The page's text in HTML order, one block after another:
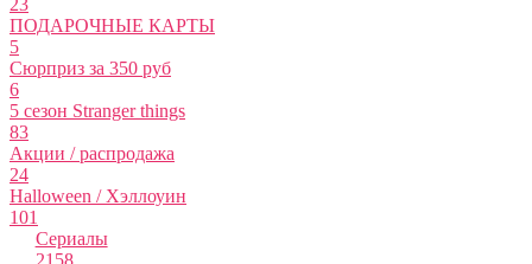
23
ПОДАРОЧНЫЕ КАРТЫ
5
Сюрприз за 350 руб
6
5 сезон Stranger things
83
Акции / распродажа
24
Halloween / Хэллоуин
101
Сериалы